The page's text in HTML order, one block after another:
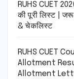
RUHS CUET
की पूरी लिस्ट |
& चेकलिस्ट
RUHS CUET
Allotment
Allotment